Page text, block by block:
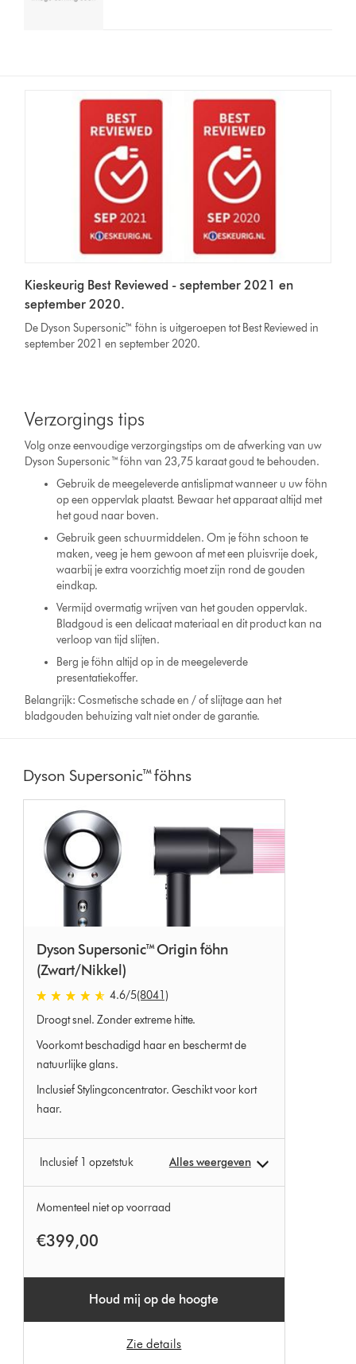
Kieskeurig Best Reviewed - september 2021 en
september 2020.
De Dyson Supersonic™ föhn is uitgeroepen tot Best Reviewed in
september 2021 en september 2020.
Verzorgings tips
Volg onze eenvoudige verzorgingstips om de afwerking van uw
Dyson Supersonic ™ föhn van 23,75 karaat goud te behouden.
Gebruik de meegeleverde antislipmat wanneer u uw föhn
op een oppervlak plaatst. Bewaar het apparaat altijd met
het goud naar boven.
Gebruik geen schuurmiddelen. Om je föhn schoon te
maken, veeg je hem gewoon af met een pluisvrije doek,
waarbij je extra voorzichtig moet zijn rond de gouden
eindkap.
Vermijd overmatig wrijven van het gouden oppervlak.
Bladgoud is een delicaat materiaal en dit product kan na
verloop van tijd slijten.
Berg je föhn altijd op in de meegeleverde
presentatiekoffer.
Belangrijk: Cosmetische schade en / of slijtage aan het
bladgouden behuizing valt niet onder de garantie.
Dyson Supersonic™ föhns
Dyson Supersonic™ Origin föhn
(Zwart/Nikkel)
4.6 sterren van 5 van 8041 Ratings
4.6/5(8041)
Droogt snel. Zonder extreme hitte.
Voorkomt beschadigd haar en beschermt de
natuurlijke glans.
Inclusief Stylingconcentrator. Geschikt voor kort
haar.
Inclusief 1 opzetstuk Alles weergeven
Momenteel niet op voorraad
€399,00
Houd mij op de hoogte
Zie details